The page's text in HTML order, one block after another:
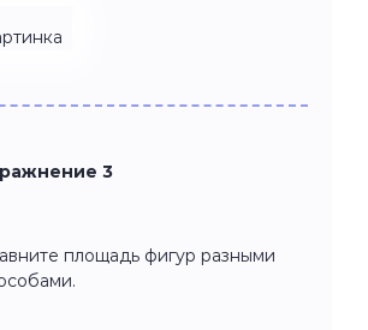
3
площадь фигур разными